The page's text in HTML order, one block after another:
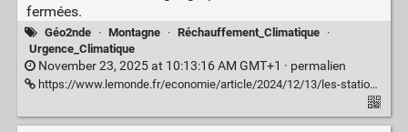
fermées.
Géo2nde · Montagne · Réchauffement_Climatique ·
Urgence_Climatique
November 23, 2025 at 10:13:16 AM GMT+1 · permalien
https://www.lemonde.fr/economie/article/2024/12/13/les-stations-de-ski-qui-ferment-sont-de-taille-de-plus-en-plus-importante_6445874_3234.html